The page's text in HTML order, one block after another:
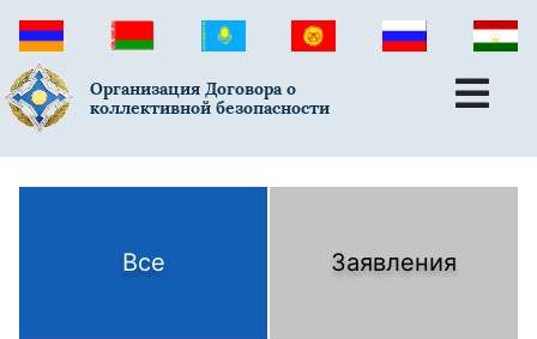
Организация Договора о
коллективной безопасности
Все Заявления